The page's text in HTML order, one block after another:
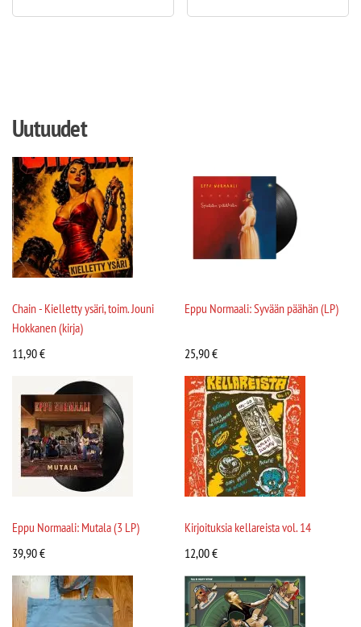
Uutuudet
Chain - Kielletty ysäri, toim. Jouni
Hokkanen (kirja)
11,90€
Eppu Normaali: Syvään päähän (LP)
25,90€
Eppu Normaali: Mutala (3 LP)
39,90€
Kirjoituksia kellareista vol. 14
12,00€